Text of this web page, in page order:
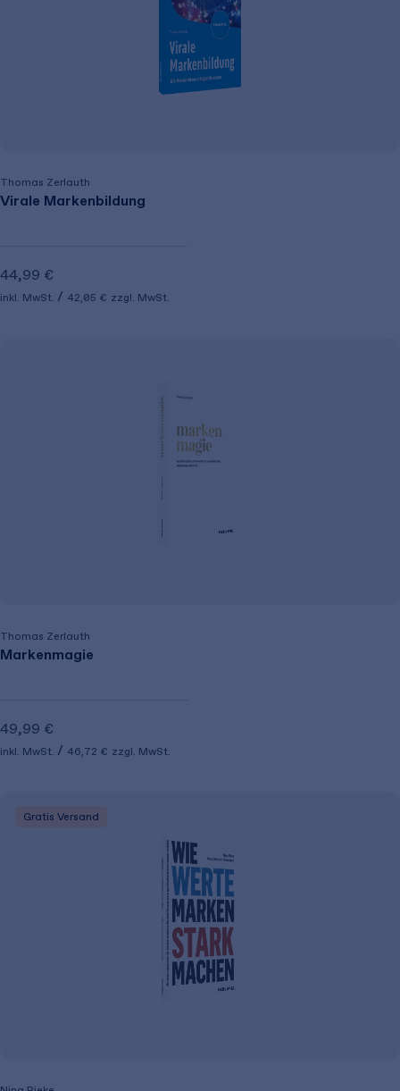
Thomas Zerlauth
Virale Markenbildung
44,99 €
inkl. MwSt. 42,05 € zzgl. MwSt.
Thomas Zerlauth
Markenmagie
49,99 €
inkl. MwSt. 46,72 € zzgl. MwSt.
Gratis Versand